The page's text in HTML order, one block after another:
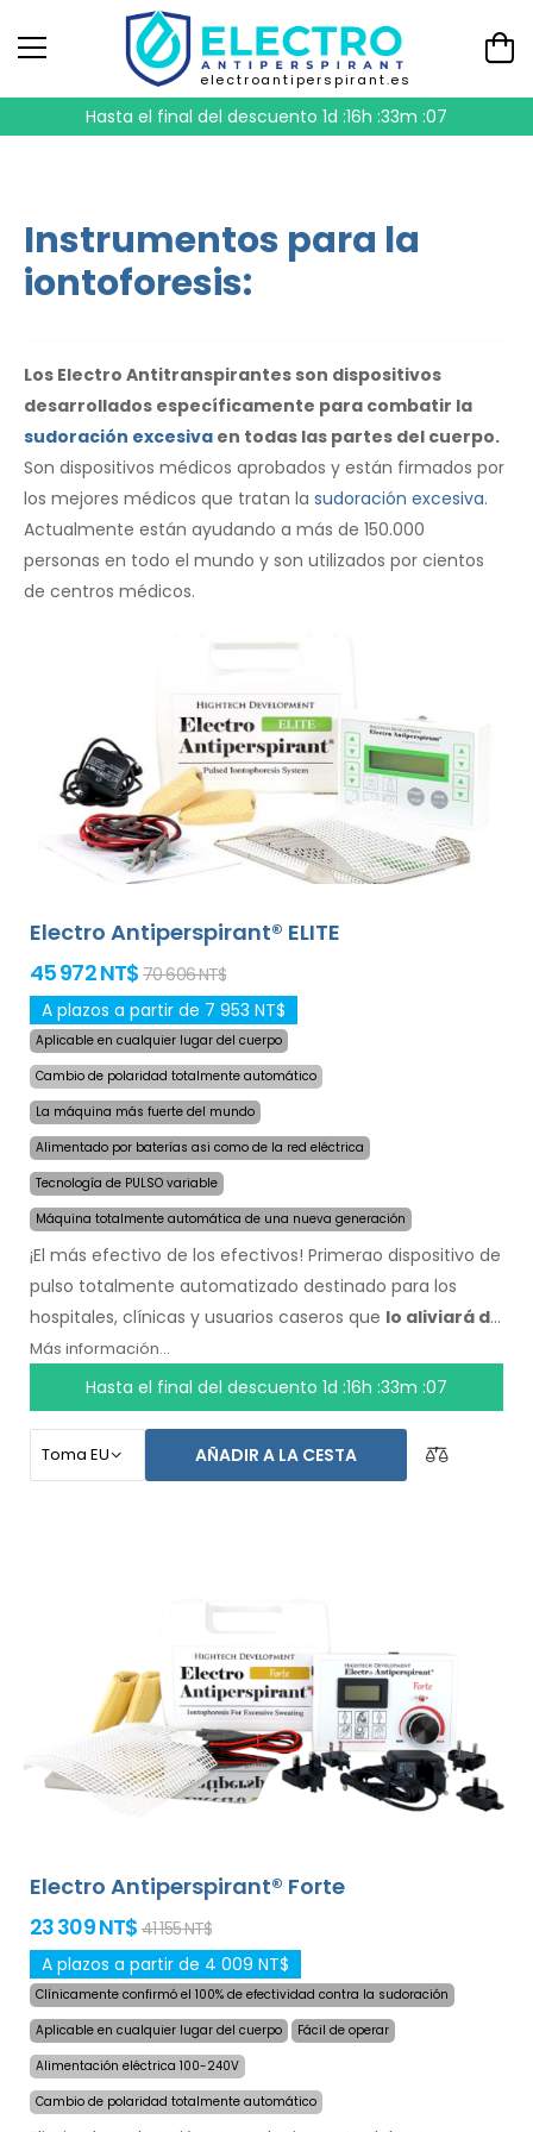
electroantiperspirant.es
Hasta el final del descuento 1d :16h :33m :06
Instrumentos para la
iontoforesis:
Los Electro Antitranspirantes son dispositivos
desarrollados específicamente para combatir la
sudoración excesiva en todas las partes del cuerpo.
Son dispositivos médicos aprobados y están firmados por
los mejores médicos que tratan la sudoración excesiva.
Actualmente están ayudando a más de 150.000
personas en todo el mundo y son utilizados por cientos
de centros médicos.
Electro Antiperspirant® ELITE
45 972 NT$ 70 606 NT$
A plazos a partir de 7 953 NT$
Aplicable en cualquier lugar del cuerpo
Cambio de polaridad totalmente automático
La máquina más fuerte del mundo
Alimentado por baterías asi como de la red eléctrica
Tecnología de PULSO variable
Máquina totalmente automática de una nueva generación
¡El más efectivo de los efectivos! Primerao dispositivo de
pulso totalmente automatizado destinado para los
hospitales, clínicas y usuarios caseros que lo aliviará de
la sudoración incluso por varios meses con una sola
aplicación. Al comienzo del tratamiento, solo escoge el
área afectada por la sudoración excesiva y la
(incluido en el paquete básico). Con adaptadores
adicionales, la sudoración excesiva de la cabeza, frente,
abdomen, espalda, nalgas, pecho y otras partes del
cuerpo también pueden ser tratados con éxito y por
largo tiempo.¡Garantía de devolución de dinero en
caso de insatisfacción y envío exprés en todo el
Más información...
Hasta el final del descuento 1d :16h :33m :06
AÑADIR A LA CESTA
Electro Antiperspirant® Forte
23 309 NT$ 41 155 NT$
A plazos a partir de 4 009 NT$
Clínicamente confirmó el 100% de efectividad contra la sudoración
Aplicable en cualquier lugar del cuerpo
Fácil de operar
Alimentación eléctrica 100-240V
Cambio de polaridad totalmente automático